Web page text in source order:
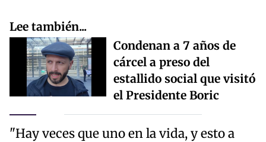
Lee también...
Condenan a 7 años de
cárcel a preso del
estallido social que visitó
el Presidente Boric
"Hay veces que uno en la vida, y esto a